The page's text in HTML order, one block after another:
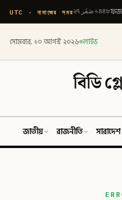
UTC · নামাজের সময় ২৭ صَفَر ১৪৪৮
সোমবার, ১০ আগস্ট ২০২৬ লাইভ
বিডি
জাতীয় রাজনীতি সারাদেশ